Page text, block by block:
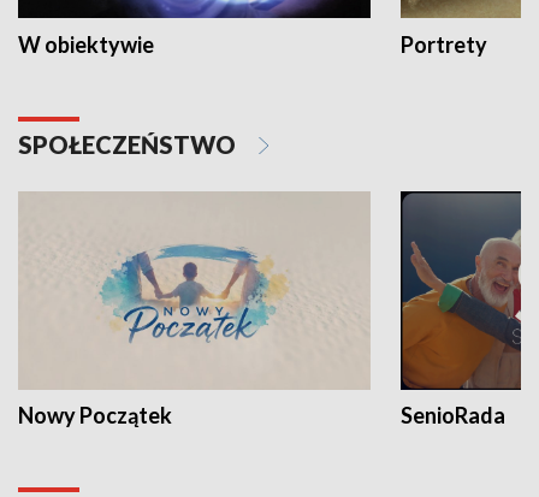
W obiektywie Portrety
SPOŁECZEŃSTWO
Nowy Początek SenioRada